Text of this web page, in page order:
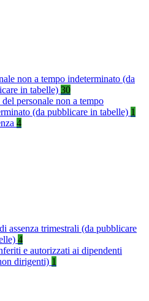
non a tempo indeterminato (da
in tabelle) 30
del personale non a tempo
(da pubblicare in tabelle) 1
4
assenza trimestrali (da pubblicare
4
e autorizzati ai dipendenti
dirigenti) 1